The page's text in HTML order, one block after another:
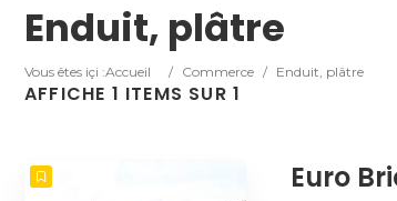
Enduit, plâtre
Vous êtes içi :Accueil / Commerce / Enduit, plâtre
AFFICHE 1 ITEMS SUR 1
Euro